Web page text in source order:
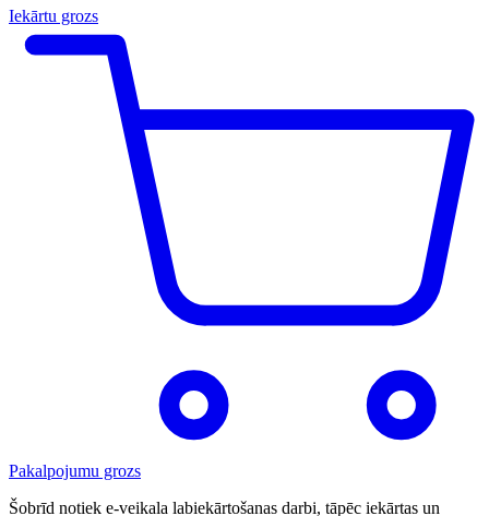
Iekārtu grozs
Pakalpojumu grozs
Šobrīd notiek e-veikala labiekārtošanas darbi, tāpēc iekārtas un